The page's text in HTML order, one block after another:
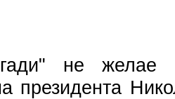
не желае
президента